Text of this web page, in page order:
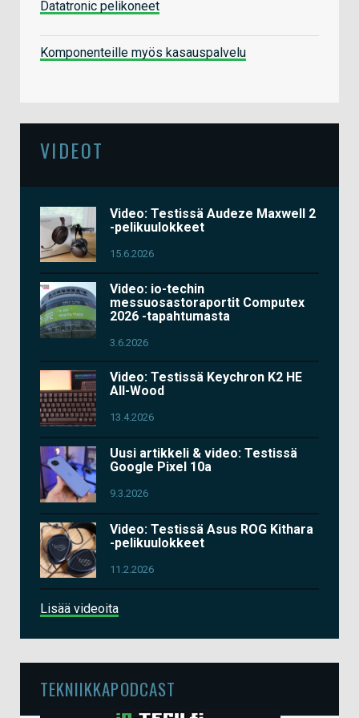
Datatronic pelikoneet
Komponenteille myös kasauspalvelu
VIDEOT
Video: Testissä Audeze Maxwell 2
-pelikuulokkeet
15.6.2026
Video: io-techin
messuosastoraportit Computex
2026 -tapahtumasta
3.6.2026
Video: Testissä Keychron K2 HE
All-Wood
13.4.2026
Uusi artikkeli & video: Testissä
Google Pixel 10a
9.3.2026
Video: Testissä Asus ROG Kithara
-pelikuulokkeet
11.2.2026
Lisää videoita
TEKNIIKKAPODCAST